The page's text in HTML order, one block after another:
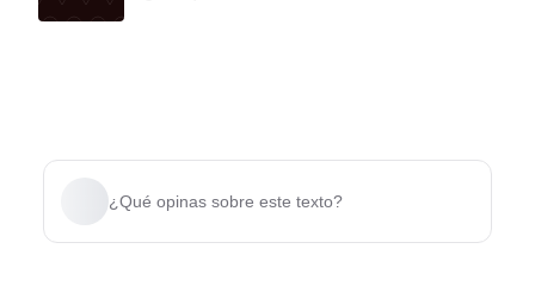
¿Qué opinas sobre este texto?